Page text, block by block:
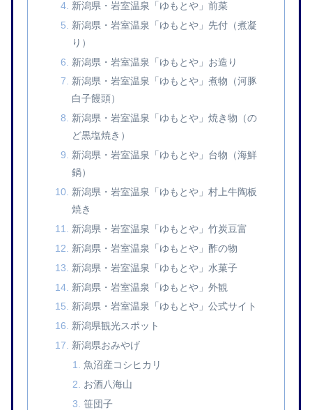
新潟県・岩室温泉「ゆもとや」前菜
新潟県・岩室温泉「ゆもとや」先付（煮凝
り）
新潟県・岩室温泉「ゆもとや」お造り
新潟県・岩室温泉「ゆもとや」煮物（河豚
白子饅頭）
新潟県・岩室温泉「ゆもとや」焼き物（の
ど黒塩焼き）
新潟県・岩室温泉「ゆもとや」台物（海鮮
鍋）
新潟県・岩室温泉「ゆもとや」村上牛陶板
焼き
新潟県・岩室温泉「ゆもとや」竹炭豆富
新潟県・岩室温泉「ゆもとや」酢の物
新潟県・岩室温泉「ゆもとや」水菓子
新潟県・岩室温泉「ゆもとや」外観
新潟県・岩室温泉「ゆもとや」公式サイト
新潟県観光スポット
新潟県おみやげ
魚沼産コシヒカリ
お酒八海山
笹団子